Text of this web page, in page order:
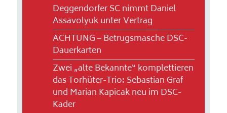
Deggendorfer SC nimmt Daniel
Assavolyuk unter Vertrag
ACHTUNG – Betrugsmasche DSC-
Dauerkarten
Zwei „alte Bekannte“ komplettieren
das Torhüter-Trio: Sebastian Graf
und Marian Kapicak neu im DSC-
Kader